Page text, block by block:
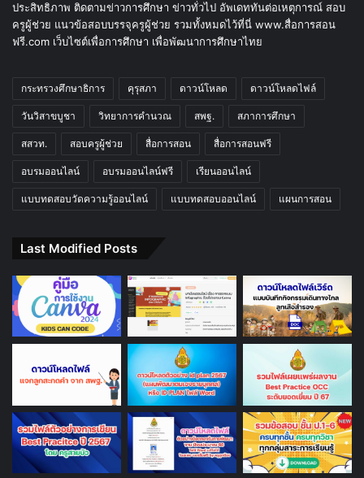
ประสิทธิภาพ ติดตามข่าวการศึกษา ข่าวทั่วไป อัพเดททันต่อเหตุการณ์ สอบ
ครูผู้ช่วย แนวข้อสอบบรรจุครูผู้ช่วย รวมทั้งหมดไว้ที่นี่ www.สื่อการสอน
ฟรี.com เว็บไซต์เพื่อการศึกษา เพื่อพัฒนาการศึกษาไทย
กระทรวงศึกษาธิการ คุรุสภา ดาวน์โหลด ดาวน์โหลดไฟล์
วันวิสาขบูชา วิทยาการคำนวณ สพฐ. สภาการศึกษา
สสวท. สอบครูผู้ช่วย สื่อการสอน สื่อการสอนฟรี
อบรมออนไลน์ อบรมออนไลน์ฟรี เรียนออนไลน์
แบบทดสอบวัดความรู้ออนไลน์ แบบทดสอบออนไลน์ แผนการสอน
Last Modified Posts